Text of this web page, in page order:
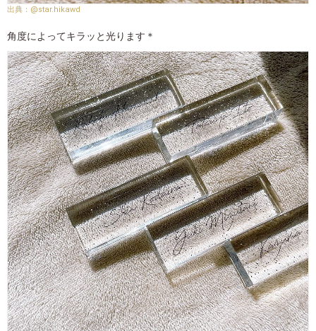
@star.hikawd
角度によってキラッと光ります＊